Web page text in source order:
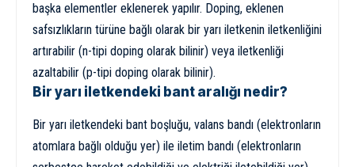
başka elementler eklenerek yapılır. Doping, eklenen
safsızlıkların türüne bağlı olarak bir yarı iletkenin iletkenliğini
artırabilir (n-tipi doping olarak bilinir) veya iletkenliği
azaltabilir (p-tipi doping olarak bilinir).
Bir yarı iletkendeki bant aralığı nedir?
Bir yarı iletkendeki bant boşluğu, valans bandı (elektronların
atomlara bağlı olduğu yer) ile iletim bandı (elektronların